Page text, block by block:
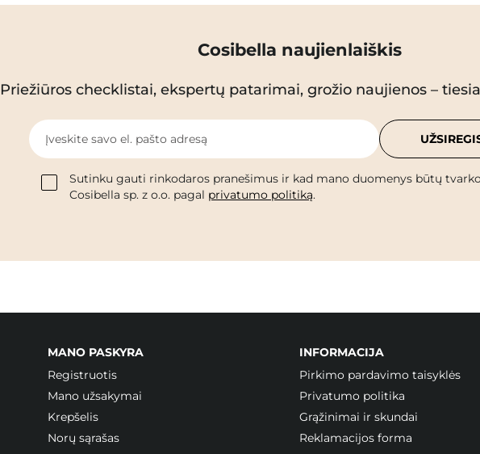
Cosibella naujienlaiškis
Priežiūros checklistai, ekspertų patarimai, grožio naujienos –
Įveskite savo el. pašto adresą
Sutinku gauti rinkodaros pranešimus ir kad mano duomenys būtų
Cosibella sp. z o.o. pagal privatumo politiką.
MANO PASKYRA
Registruotis
Mano užsakymai
Krepšelis
Norų sąrašas
INFORMACIJA
Pirkimo pardavimo taisyklės
Privatumo politika
Grąžinimai ir skundai
Reklamacijos forma